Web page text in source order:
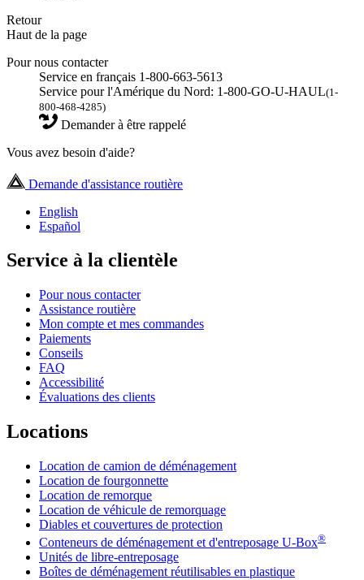
Retour
Haut de la page
Pour nous contacter
Service en français 1-800-663-5613
Service pour l'Amérique du Nord: 1-800-GO-U-HAUL(1-
800-468-4285)
Demander à être rappelé
Vous avez besoin d'aide?
Demande d'assistance routière
English
Español
Service à la clientèle
Pour nous contacter
Assistance routière
Mon compte et mes commandes
Paiements
Conseils
FAQ
Accessibilité
Évaluations des clients
Locations
Location de camion de déménagement
Location de fourgonnette
Location de remorque
Location de véhicule de remorquage
Diables et couvertures de protection
Conteneurs de déménagement et d'entreposage U-Box®
Unités de libre-entreposage
Boîtes de déménagement réutilisables en plastique